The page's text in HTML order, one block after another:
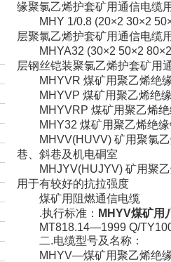
缘聚氯乙烯护套矿用通信电缆
MHY 1/0.8 (20×2 30×2
层聚氯乙烯护套矿用通信电缆
MHYA32 (30×2 50×2 80×2)
层钢丝铠装聚氯乙烯护套矿用
MHYVR 煤矿用聚乙烯绝缘
MHYVP 煤矿用聚乙烯绝缘
MHYVRP 煤矿用聚乙烯绝
MHY32 煤矿用聚乙烯绝缘
MHVV(HUVV) 矿用聚氯乙
巷、斜巷及机电硐室
MHJYV(HUJYV) 矿用聚乙
用于有较好的抗拉强度
煤矿用阻燃通信电缆
.执行标准： MHYV煤矿用
MT818.14—1999 Q/
二.电缆型号及名称：
MHYV—煤矿用聚乙烯绝缘